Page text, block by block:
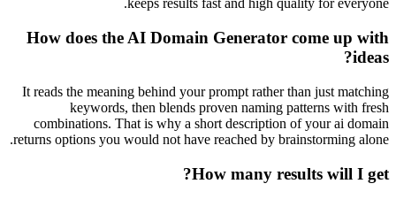
keeps results fast and high quality for everyone.
How does the AI Domain Generator come up with
ideas?
It reads the meaning behind your prompt rather than just matching
keywords, then blends proven naming patterns with fresh
combinations. That is why a short description of your ai domain
returns options you would not have reached by brainstorming alone.
How many results will I get?